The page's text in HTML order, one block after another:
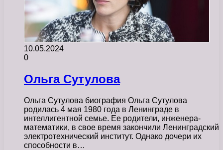
10.05.2024
0
Ольга Сутулова
Ольга Сутулова биография Ольга Сутулова
родилась 4 мая 1980 года в Ленинграде в
интеллигентной семье. Ее родители, инженера-
математики, в свое время закончили Ленинградский
электротехнический институт. Однако дочери их
способности в…